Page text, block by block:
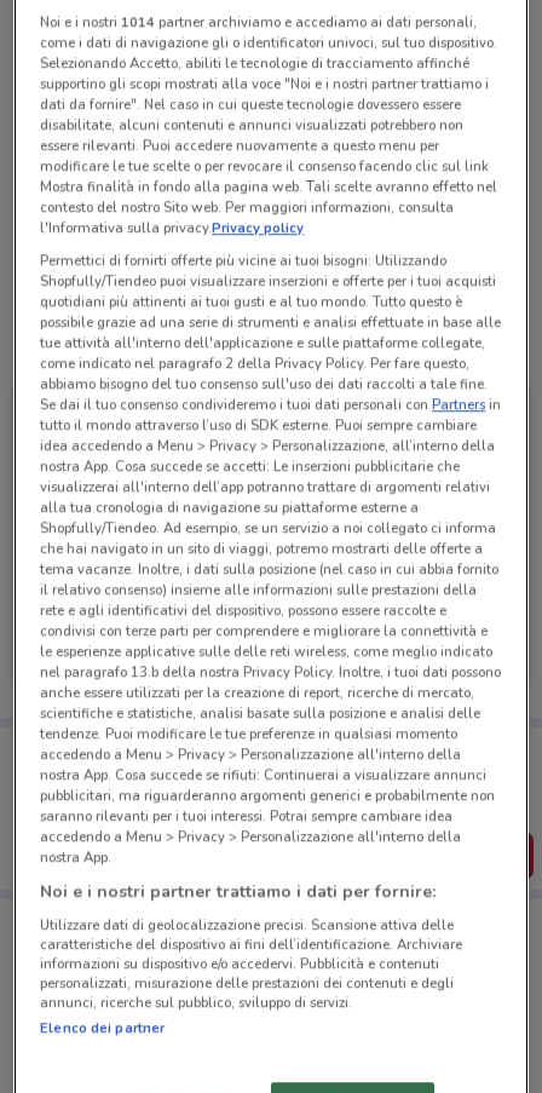
chiamando il negozio.
Chiama il negozio
Aperto
Lunedì 08:30 / 20:00
Martedì 08:30 / 20:00
Mercoledì 08:30 / 20:00
Giovedì 08:30 / 20:00
Venerdì 08:30 / 20:00
Sabato 08:30 / 20:00
Domenica 08:30 / 20:00
06 21490320
PET G.F. SRL
Tutte le promozioni di questo negozio
Pet Store Conad
Scade il 08/09 1.4 km
Porta DoveConviene sempre con te!
Puoi trovare le migliori offerte dei negozi vicino a te,
salvarle e creare la tua lista del risparmio, comodamente
dal tuo cellulare.
Negozi Pet Store Conad a ROMA
Noi e i nostri 1014partner archiviamo e accediamo ai dati personali,
come i dati di navigazione gli o identificatori univoci, sul tuo dispositivo.
Selezionando Accetto, abiliti le tecnologie di tracciamento affinché
supportino gli scopi mostrati alla voce "Noi e i nostri partner trattiamo i
dati da fornire". Nel caso in cui queste tecnologie dovessero essere
disabilitate, alcuni contenuti e annunci visualizzati potrebbero non
essere rilevanti. Puoi accedere nuovamente a questo menu per
modificare le tue scelte o per revocare il consenso facendo clic sul link
Mostra finalità in fondo alla pagina web. Tali scelte avranno effetto nel
contesto del nostro Sito web. Per maggiori informazioni, consulta
l'Informativa sulla privacy.Privacy policy
Permettici di fornirti offerte più vicine ai tuoi bisogni: Utilizzando
Shopfully/Tiendeo puoi visualizzare inserzioni e offerte per i tuoi acquisti
quotidiani più attinenti ai tuoi gusti e al tuo mondo. Tutto questo è
possibile grazie ad una serie di strumenti e analisi effettuate in base alle
tue attività all'interno dell'applicazione e sulle piattaforme collegate,
come indicato nel paragrafo 2 della Privacy Policy. Per fare questo,
abbiamo bisogno del tuo consenso sull'uso dei dati raccolti a tale fine.
Se dai il tuo consenso condivideremo i tuoi dati personali conPartnersin
tutto il mondo attraverso l’uso di SDK esterne. Puoi sempre cambiare
idea accedendo a Menu > Privacy > Personalizzazione, all’interno della
nostra App. Cosa succede se accetti: Le inserzioni pubblicitarie che
visualizzerai all'interno dell’app potranno trattare di argomenti relativi
alla tua cronologia di navigazione su piattaforme esterne a
Shopfully/Tiendeo. Ad esempio, se un servizio a noi collegato ci informa
che hai navigato in un sito di viaggi, potremo mostrarti delle offerte a
tema vacanze. Inoltre, i dati sulla posizione (nel caso in cui abbia fornito
il relativo consenso) insieme alle informazioni sulle prestazioni della
rete e agli identificativi del dispositivo, possono essere raccolte e
condivisi con terze parti per comprendere e migliorare la connettività e
le esperienze applicative sulle delle reti wireless, come meglio indicato
nel paragrafo 13.b della nostra Privacy Policy. Inoltre, i tuoi dati possono
anche essere utilizzati per la creazione di report, ricerche di mercato,
scientifiche e statistiche, analisi basate sulla posizione e analisi delle
tendenze. Puoi modificare le tue preferenze in qualsiasi momento
accedendo a Menu > Privacy > Personalizzazione all'interno della
nostra App. Cosa succede se rifiuti: Continuerai a visualizzare annunci
pubblicitari, ma riguarderanno argomenti generici e probabilmente non
saranno rilevanti per i tuoi interessi. Potrai sempre cambiare idea
accedendo a Menu > Privacy > Personalizzazione all'interno della
nostra App.
Noi e i nostri partner trattiamo i dati per fornire:
Utilizzare dati di geolocalizzazione precisi. Scansione attiva delle
caratteristiche del dispositivo ai fini dell’identificazione. Archiviare
informazioni su dispositivo e/o accedervi. Pubblicità e contenuti
personalizzati, misurazione delle prestazioni dei contenuti e degli
annunci, ricerche sul pubblico, sviluppo di servizi.
Elenco dei partner